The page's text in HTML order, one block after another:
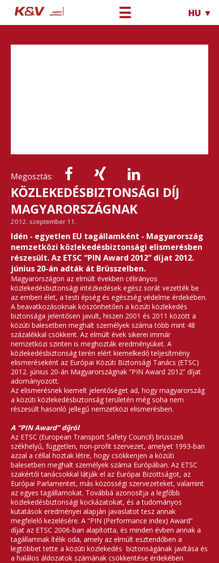
☰ HU ▼
Megosztás:
KÖZLEKEDÉSBIZTONSÁGI DÍJ
MAGYARORSZÁGNAK
2012. szeptember 11.
Idén - egyetlen EU tagállamként - Magyarország
nemzetközi közlekedésbiztonsági elismerésben
részesült. Az ETSC “PIN Award 2012” díjat 2012.
június 20-án adták át Brüsszelben.
Magyarországon az elmúlt években célirányos
közlekedésbiztonsági intézkedések egész sorát vezették be
az emberi élet, a testi épség és egészség védelme érdekében.
A beavatkozásoknak köszönhetően a közúti közlekedés
biztonsága jelentősen javult, hiszen 2001 és 2011 között a
közúti balesetben meghalt személyek száma több mint 48
százalékkal csökkent. Az elmúlt évek sikerei immár
nemzetközi szinten is meghozták eredményüket. A
közlekedésbiztonság terén elért kiemelkedő teljesítmény
elismeréseként az Európai Közúti Biztonsági Tanács (ETSC)
2012. június 20-án Magyarországnak “PIN Award 2012” díjat
adományozott.
Az elismerésnek kiemelt jelentőséget ad, hogy magyarország
a közúti közlekedésbiztonság területén még soha nem
részesült hasonló jellegű nemzetközi elismerésben.
A “PIN Award” díjról
Az ETSC (European Transport Safety Council) brüsszeli
székhelyű, független, non-profit szervezet, amelyet 1993-ban
azzal a céllal hoztak létre, hogy csökkenjen a közúti
balesetben meghalt személyek száma Európában. Az ETSC
szakértői tanácsokkal látják el az Európai Bizottságot, az
Európai Parlamentet, más közösségi szervezeteket, valamint
az egyes tagállamokat. Továbbá azonosítja a legfőbb
közlekedésbiztonsági kockázatokat, és a tudományos
kutatások eredményei alapján javaslatot tesz annak
megfelelő kezelésére. A “PIN (Performance index) Award”
díjat az ETSC 2006-ban alapította, és minden évben annak a
tagállamnak ítélik oda, amely az elmúlt esztendőben a
legtöbbet tette a közúti közlekedés biztonságának javítása és
a halálos áldozatok számának csökkentése érdekében.